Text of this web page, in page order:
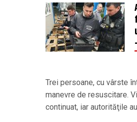
Trei persoane, cu vârste
manevre de resuscitare.
continuat, iar autorităţile